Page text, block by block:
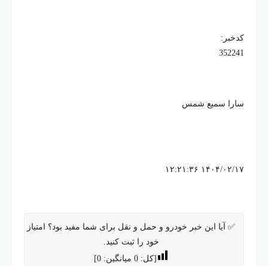
کدخبر:
352241
سارا سمیع شمس
۱۴۰۴/۰۲/۱۷ ۱۲:۲۱:۳۶
✅ آیا این خبر خودرو و حمل و نقل برای شما مفید بود؟ امتیاز
خود را ثبت کنید.
[کل:0 میانگین:0
]